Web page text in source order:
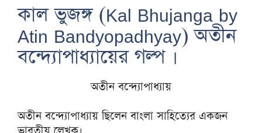
কাল ভুজঙ্গ (Kal Bhujanga by
Atin Bandyopadhyay) অতীন
বন্দ্যোপাধ্যায়ের গল্প ।
অতীন বন্দ্যোপাধ্যায়
অতীন বন্দ্যোপাধ্যায় ছিলেন বাংলা সাহিত্যের একজন